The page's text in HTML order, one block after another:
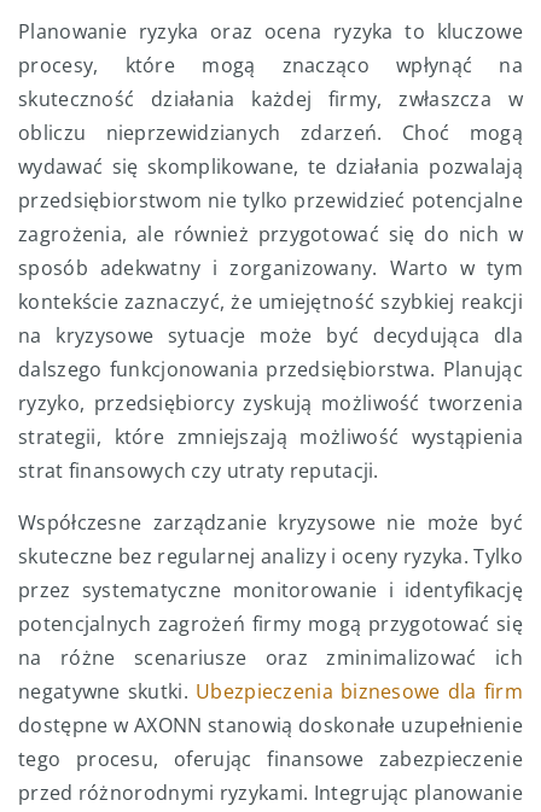
Planowanie ryzyka oraz ocena ryzyka to kluczowe
procesy, które mogą znacząco wpłynąć na
skuteczność działania każdej firmy, zwłaszcza w
obliczu nieprzewidzianych zdarzeń. Choć mogą
wydawać się skomplikowane, te działania pozwalają
przedsiębiorstwom nie tylko przewidzieć potencjalne
zagrożenia, ale również przygotować się do nich w
sposób adekwatny i zorganizowany. Warto w tym
kontekście zaznaczyć, że umiejętność szybkiej reakcji
na kryzysowe sytuacje może być decydująca dla
dalszego funkcjonowania przedsiębiorstwa. Planując
ryzyko, przedsiębiorcy zyskują możliwość tworzenia
strategii, które zmniejszają możliwość wystąpienia
strat finansowych czy utraty reputacji.
Współczesne zarządzanie kryzysowe nie może być
skuteczne bez regularnej analizy i oceny ryzyka. Tylko
przez systematyczne monitorowanie i identyfikację
potencjalnych zagrożeń firmy mogą przygotować się
na różne scenariusze oraz zminimalizować ich
negatywne skutki. Ubezpieczenia biznesowe dla firm
dostępne w AXONN stanowią doskonałe uzupełnienie
tego procesu, oferując finansowe zabezpieczenie
przed różnorodnymi ryzykami. Integrując planowanie